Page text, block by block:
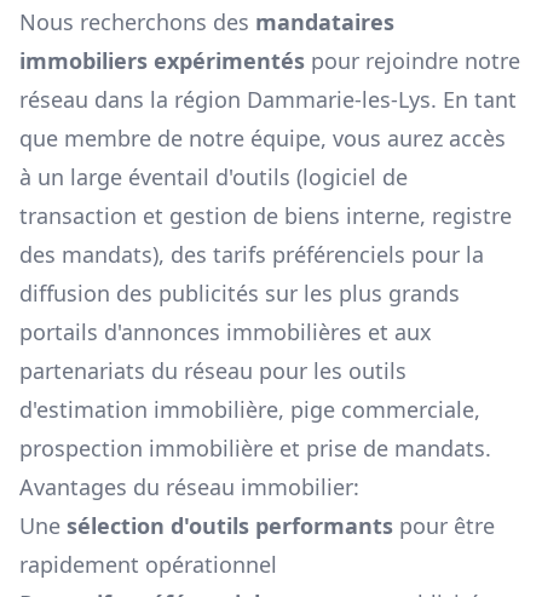
Nous recherchons des mandataires
immobiliers expérimentés pour rejoindre notre
réseau dans la région Dammarie-les-Lys. En tant
que membre de notre équipe, vous aurez accès
à un large éventail d'outils (logiciel de
transaction et gestion de biens interne, registre
des mandats), des tarifs préférenciels pour la
diffusion des publicités sur les plus grands
portails d'annonces immobilières et aux
partenariats du réseau pour les outils
d'estimation immobilière, pige commerciale,
prospection immobilière et prise de mandats.
Avantages du réseau immobilier:
Une sélection d'outils performants pour être
rapidement opérationnel